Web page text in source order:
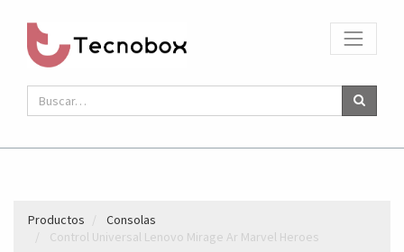
Productos
Consolas
Control Universal Lenovo Mirage Ar Marvel Heroes